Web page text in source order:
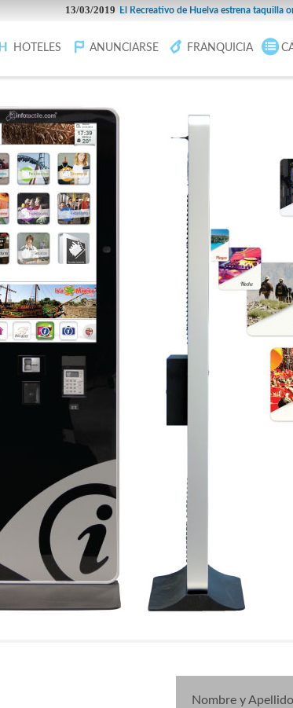
13/03/2019 El Recreativo de Huelva estrena taquilla online
HOTELES ANUNCIARSE FRANQUICIA
Nombre y